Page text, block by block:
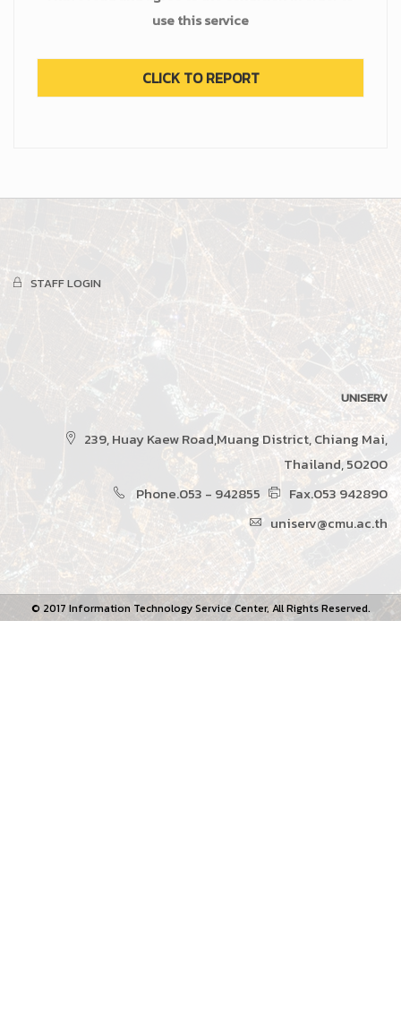
use this service
STAFF LOGIN
UNISERV
239, Huay Kaew Road,Muang District, Chiang Mai,
Thailand, 50200
Phone.053 - 942855
Fax.053 942890
uniserv@cmu.ac.th
© 2017 Information Technology Service Center, All Rights Reserved.